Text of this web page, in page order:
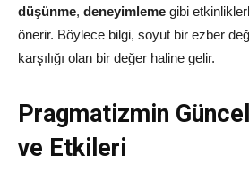
düşünme, deneyimleme gibi
önerir. Böylece bilgi, soyut bir ezber
karşılığı olan bir değer haline gelir.
Pragmatizmin
ve Etkileri